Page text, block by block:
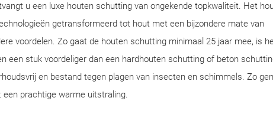
u een luxe houten schutting van ongekende topkwaliteit. Het
getransformeerd tot hout met een bijzondere mate van
voordelen. Zo gaat de houten schutting minimaal 25 jaar mee, is
een stuk voordeliger dan een hardhouten schutting of beton
en bestand tegen plagen van insecten en schimmels. Zo
prachtige warme uitstraling.